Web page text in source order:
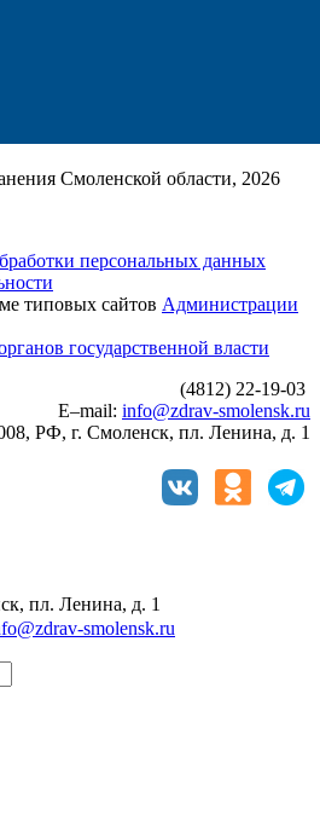
Смоленской области, 2026
персональных данных
типовых сайтов Администрации
государственной власти
(4812) 22-19-03
E–mail: info@zdrav-smolensk.ru
РФ, г. Смоленск, пл. Ленина, д. 1
пл. Ленина, д. 1
smolensk.ru